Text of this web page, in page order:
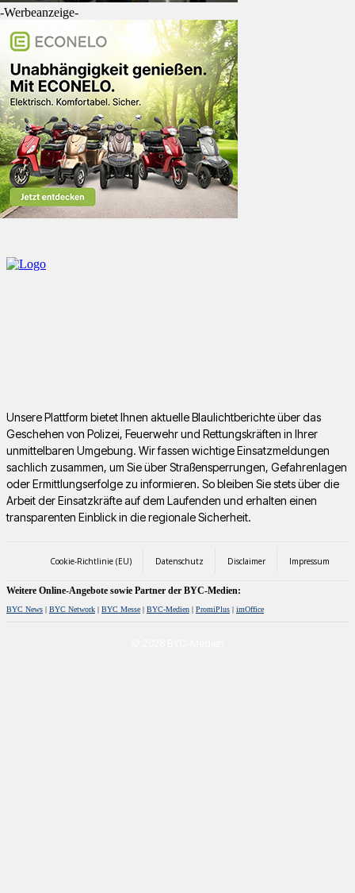
-Werbeanzeige-
Unsere Plattform bietet Ihnen aktuelle Blaulichtberichte über das
Geschehen von Polizei, Feuerwehr und Rettungskräften in Ihrer
unmittelbaren Umgebung. Wir fassen wichtige Einsatzmeldungen
sachlich zusammen, um Sie über Straßensperrungen, Gefahrenlagen
oder Ermittlungserfolge zu informieren. So bleiben Sie stets über die
Arbeit der Einsatzkräfte auf dem Laufenden und erhalten einen
transparenten Einblick in die regionale Sicherheit.
Cookie-Richtlinie (EU) Datenschutz Disclaimer Impressum
Weitere Online-Angebote sowie Partner der BYC-Medien:
BYC News | BYC Network | BYC Messe | BYC-Medien | PromiPlus | imOffice